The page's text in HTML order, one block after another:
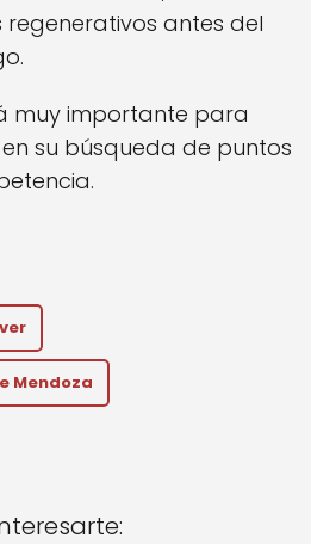
antes del
muy importante para
su búsqueda de puntos
Mendoza